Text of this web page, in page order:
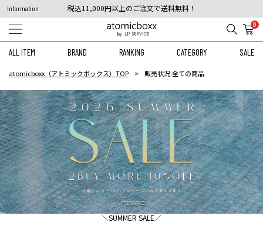
Information
税込11,000円以上のご注文で送料無料！
【重要】予約商品のお支払い方法（代金引換）変更に関するお知らせ
0
ALL ITEM BRAND RANKING CATEGORY SALE
atomicboxx（アトミックボックス）TOP 販売状況:全ての商品
＼SUMMER SALE／